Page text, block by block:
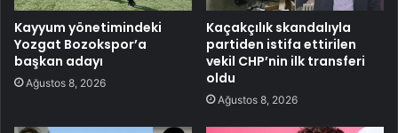
Kayyum yönetimindeki
Yozgat Bozokspor’a
başkan adayı
Ağustos 8, 2026
Kaçakçılık skandalıyla
partiden istifa ettirilen
vekil CHP’nin ilk transferi
oldu
Ağustos 8, 2026